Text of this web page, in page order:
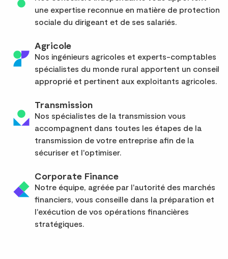
une expertise reconnue en matière de protection
sociale du dirigeant et de ses salariés.
Agricole
Nos ingénieurs agricoles et experts-comptables
spécialistes du monde rural apportent un conseil
approprié et pertinent aux exploitants agricoles.
Transmission
Nos spécialistes de la transmission vous
accompagnent dans toutes les étapes de la
transmission de votre entreprise afin de la
sécuriser et l'optimiser.
Corporate Finance
Notre équipe, agréée par l'autorité des marchés
financiers, vous conseille dans la préparation et
l'exécution de vos opérations financières
stratégiques.